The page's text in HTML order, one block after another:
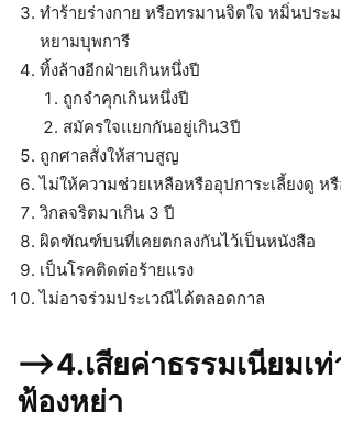
ทำร้ายร่างกาย หรือทรมานจิตใจ หมิ่นประ
หยามบุพการี
ทิ้งล้างอีกฝ่ายเกินหนึ่งปี
ถูกจำคุกเกินหนึ่งปี
สมัครใจแยกกันอยู่เกิน3ปี
ถูกศาลสั่งให้สาบสูญ
ไม่ให้ความช่วยเหลือหรืออุปการะเลี้ยงดู
วิกลจริตมาเกิน 3 ปี
ผิดฑัณฑ์บนที่เคยตกลงกันไว้เป็นหนังสือ
เป็นโรคติดต่อร้ายแรง
ไม่อาจร่วมประเวณีได้ตลอดกาล
–>4.เสียค่าธรรมเนียมเ
ฟ้องหย่า